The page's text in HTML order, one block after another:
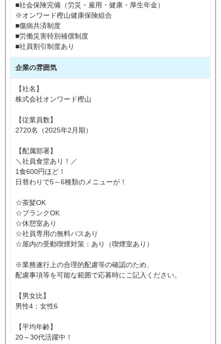
■社会保険完備（労災・雇用・健康・厚生年金）
※オンワード樫山健康保険組合
■傷病共済制度
■労働災害特別補償制度
■社員割引制度あり
企業の雰囲気
【社名】
株式会社オンワード樫山
【従業員数】
2720名（2025年2月期）
【配属部署】
＼社員食堂あり！／
1食600円ほど！
日替わりで5～6種類のメニューが！
☆茶髪OK
☆ブランクOK
☆休憩室あり
☆社員専用の無料バスあり
☆屋内の受動喫煙対策：あり（喫煙室あり）
※業務遂行上の合理的配慮等の確認のため、
配慮事項等を可能な範囲で応募時にご記入ください。
【男女比】
男性4：女性6
【平均年齢】
20～30代活躍中！